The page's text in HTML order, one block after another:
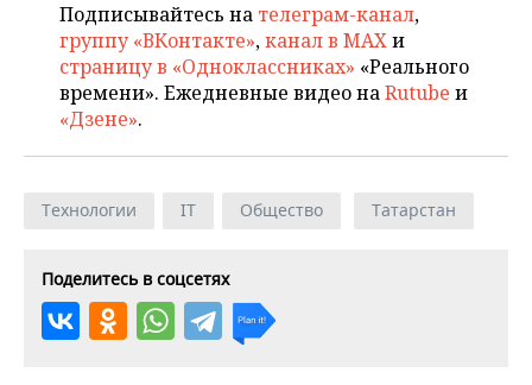
ВОЛЕЙБОЛ
КИБЕРСПОРТ
ФИГУРНОЕ КАТАНИЕ
ВОДНЫЕ ВИДЫ СПОРТА
ИСТОРИЯ
КУЛЬТУРА
МЕДИЦИНА
ОБРАЗОВАНИЕ
СПИСОК ПЕРСОН
СПИСОК КОМПАНИЙ
ПОЛНАЯ ВЕРСИЯ
Подписывайтесь на телеграм-канал,
группу «ВКонтакте»,канал в MAXи
страницу в «Одноклассниках» «Реального
времени». Ежедневные видео наRutube и
«Дзене».
Технологии IT Общество Татарстан
Поделитесь в соцсетях